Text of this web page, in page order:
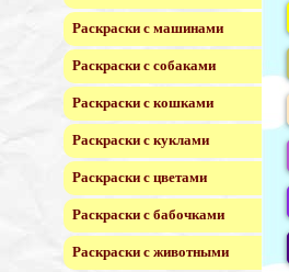
Раскраски с машинами
Раскраски с собаками
Раскраски с кошками
Раскраски с куклами
Раскраски с цветами
Раскраски с бабочками
Раскраски с животными